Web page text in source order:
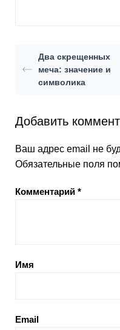
Два скрещенных
меча: значение и
символика
Добавить
Ваш адрес email не
Обязательные поля
Комментарий *
Имя
Email